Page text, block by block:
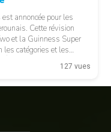
annoncée pour les
Cette révision
et la Guinness Super
les catégories et les
Selon les informations
127 vues